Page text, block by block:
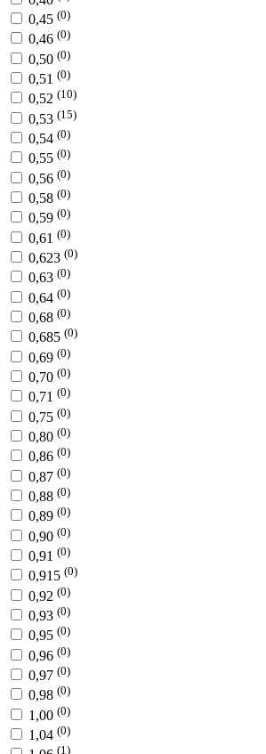
0,45 (0)
0,46 (0)
0,50 (0)
0,51 (0)
0,52 (10)
0,53 (15)
0,54 (0)
0,55 (0)
0,56 (0)
0,58 (0)
0,59 (0)
0,61 (0)
0,623 (0)
0,63 (0)
0,64 (0)
0,68 (0)
0,685 (0)
0,69 (0)
0,70 (0)
0,71 (0)
0,75 (0)
0,80 (0)
0,86 (0)
0,87 (0)
0,88 (0)
0,89 (0)
0,90 (0)
0,91 (0)
0,915 (0)
0,92 (0)
0,93 (0)
0,95 (0)
0,96 (0)
0,97 (0)
0,98 (0)
1,00 (0)
1,04 (0)
(1)